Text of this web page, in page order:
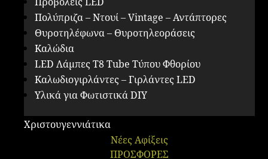
Πολύπριζα – Ντουί – Vintage – Αντάπτορες
Θυροτηλέφωνα – Θυροτηλεοράσεις
Καλώδια
LED Λάμπες Τ8 Tube Τύπου Φθορίου
Καλωδιογιρλάντες – Γιρλάντες LED
Υλικά για Φωτιστικά DIY
Χριστουγεννιάτικα
Νέες Αφίξεις
ΠΡΟΣΦΟΡΕΣ